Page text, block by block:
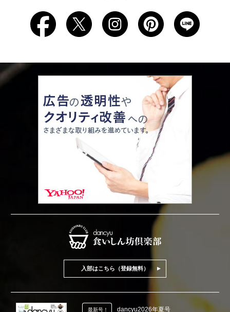
入部はこちら（登録無料）
最新号！ dancyu2026年夏号